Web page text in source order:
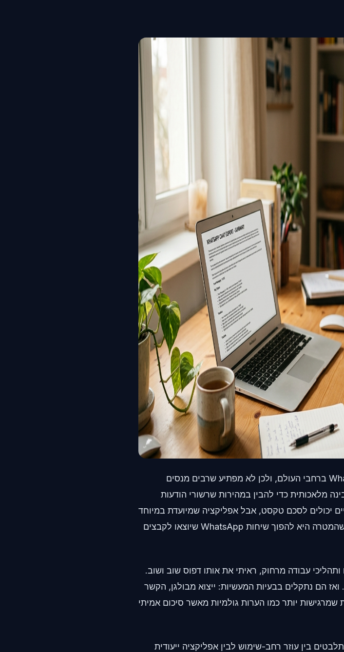
יותר מ-2 מיליארד אנשים משתמשים ב-WhatsApp ברחבי העולם, ולכן לא מפתיע שרבים מנסים
מלאכותית כדי להבין במהירות שרשורי הודעות
יכולים לסכם טקסט, אבל אפליקציה שמיועדת במיוחד
לסיכומים היא בדרך כלל הבחירה הטובה יותר כשהמטרה היא להפוך שיחות WhatsApp שיוצאו לקבצים
עבודה מרחוק, ראיתי את אותו דפוס שוב ושוב.
הם נתקלים בבעיות המעשיות: ייצוא מבולגן, הקשר
יותר כמו הערות גולמיות מאשר סיכום אמיתי
בין עוזר רחב-שימוש לבין אפליקציה ייעודית